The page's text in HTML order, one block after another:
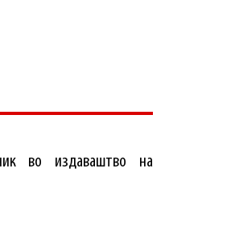
во издаваштво на